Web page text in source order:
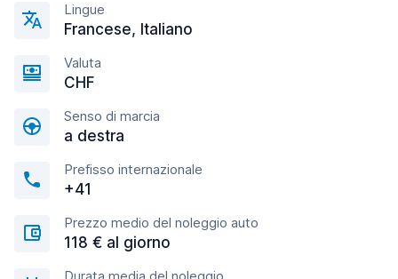
Lingue
Francese, Italiano
Valuta
CHF
Senso di marcia
a destra
Prefisso internazionale
+41
Prezzo medio del noleggio auto
118 € al giorno